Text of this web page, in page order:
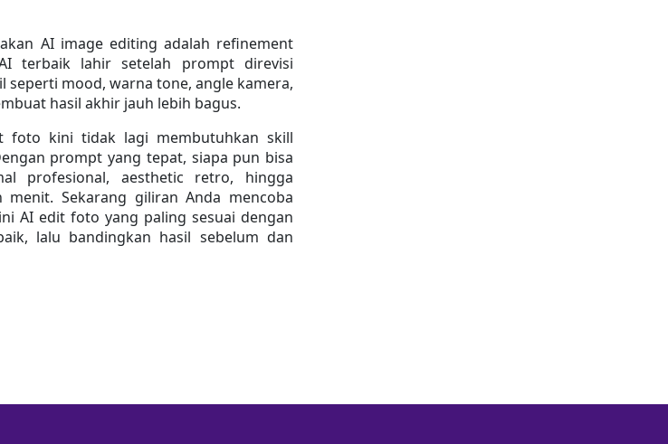
AI image editing adalah refinement
terbaik lahir setelah prompt direvisi
seperti mood, warna tone, angle kamera,
hasil akhir jauh lebih bagus.
foto kini tidak lagi membutuhkan skill
prompt yang tepat, siapa pun bisa
profesional, aesthetic retro, hingga
Sekarang giliran Anda mencoba
AI edit foto yang paling sesuai dengan
lalu bandingkan hasil sebelum dan